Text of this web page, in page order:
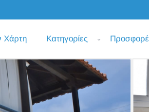
Χάρτη Κατηγορίες